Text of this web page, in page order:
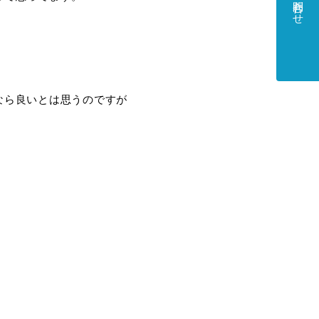
良いとは思うのですが